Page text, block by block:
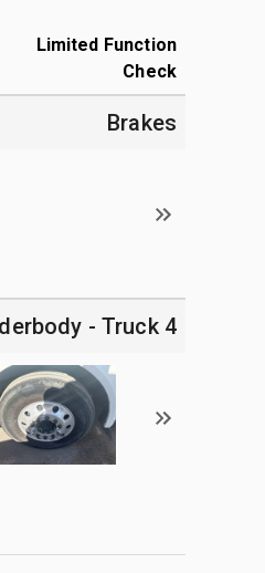
Limited Function
Check
Brakes
4 Underbody - Truck